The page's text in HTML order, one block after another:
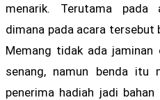
menarik. Terutama pada
dimana pada acara tersebut
Memang tidak ada jaminan
senang, namun benda itu
penerima hadiah jadi